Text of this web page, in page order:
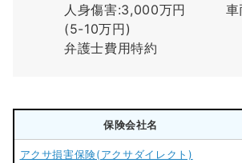
人身傷害:3,000万円 車
(5-10万円)
弁護士費用特約
保険会社名
アクサ損害保険(アクサダイレクト)